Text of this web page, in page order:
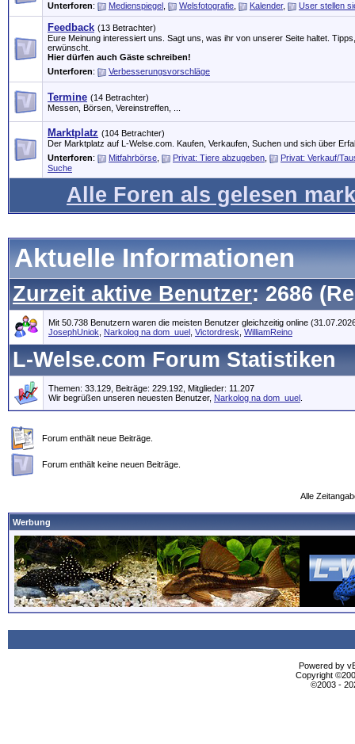
Unterforen: Medienspiegel Welsfotografie Kalender, User stellen
Feedback (13 Betrachter)
Eure Meinung interessiert uns. Sagt uns, was ihr von unserer Seite haltet.
erwünscht.
Hier dürfen auch Gäste schreiben!
Unterforen: Verbesserungsvorschläge
Termine (14 Betrachter)
Messen, Börsen, Vereinstreffen, ...
Marktplatz (104 Betrachter)
Der Marktplatz auf L-Welse.com. Kaufen, Verkaufen, Suchen und sich über
Unterforen: Mitfahrbörse Privat: Tiere abzugeben
Privat: Verkauf/
Suche
Alle Foren als gelesen
Aktuelle Informationen
Zurzeit aktive Benutzer: 2686
Mit 50.738 Benutzern waren die meisten Benutzer gleichzeitig online
JosephUniok
Narkolog na dom_uuel Victordresk WilliamReino
L-Welse.com Forum Statistiken
Themen: 33.129, Beiträge: 229.192, Mitglieder: 11.207
Wir begrüßen unseren neuesten Benutzer, Narkolog na dom_uuel
Forum enthält neue Beiträge.
Forum enthält keine neuen Beiträge.
Alle
Werbung
Powered by
Copyright
©2003 -